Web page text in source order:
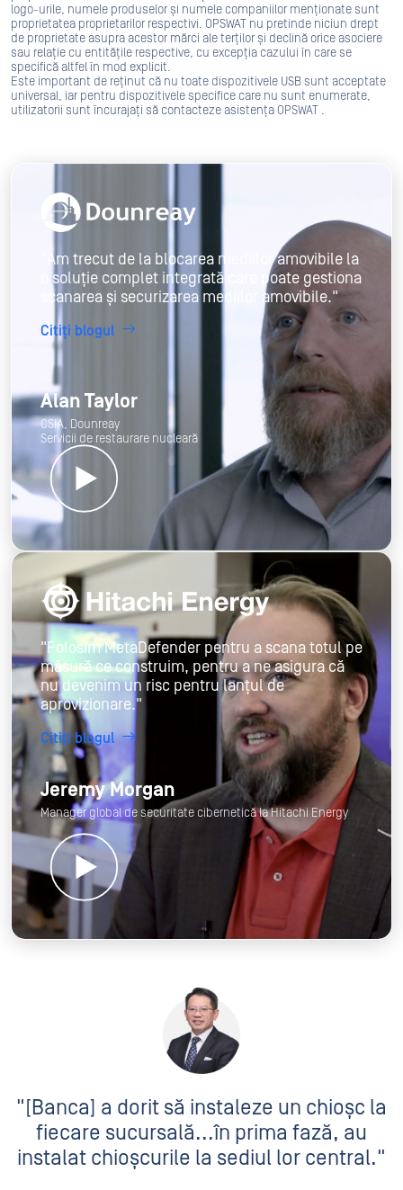
logo-urile, numele produselor și numele companiilor menționate sunt
proprietatea proprietarilor respectivi. OPSWAT nu pretinde niciun drept
de proprietate asupra acestor mărci ale terților și declină orice asociere
sau relație cu entitățile respective, cu excepția cazului în care se
specifică altfel în mod explicit.
Este important de reținut că nu toate dispozitivele USB sunt acceptate
universal, iar pentru dispozitivele specifice care nu sunt enumerate,
utilizatorii sunt încurajați să contacteze asistența OPSWAT .
"Am trecut de la blocarea mediilor amovibile la
o soluție complet integrată care poate gestiona
scanarea și securizarea mediilor amovibile."
Citiți blogul
Alan Taylor
CSIA, Dounreay
Servicii de restaurare nucleară
"Folosim MetaDefender pentru a scana totul pe
măsură ce construim, pentru a ne asigura că
nu devenim un risc pentru lanțul de
aprovizionare."
Citiți blogul
Jeremy Morgan
Manager global de securitate cibernetică la Hitachi Energy
"[Banca] a dorit să instaleze un chioșc la
fiecare sucursală...în prima fază, au
instalat chioșcurile la sediul lor central."